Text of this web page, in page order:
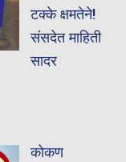
टक्के क्षमतेने!
संसदेत माहिती
सादर
कोकण